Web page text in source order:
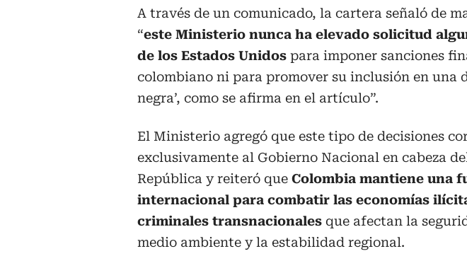
A través de un comunicado, la cartera señaló de
“este Ministerio nunca ha elevado solicitud
de los Estados Unidos para imponer sanciones
colombiano ni para promover su inclusión en una
negra’, como se afirma en el artículo”.
El Ministerio agregó que este tipo de decisiones
exclusivamente al Gobierno Nacional en cabeza
República y reiteró que Colombia mantiene una
internacional para combatir las economías
criminales transnacionales que afectan la
medio ambiente y la estabilidad regional.